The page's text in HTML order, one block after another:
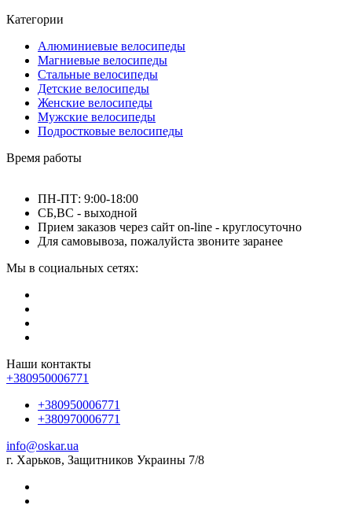
Категории
Алюминиевые велосипеды
Магниевые велосипеды
Стальные велосипеды
Детские велосипеды
Женские велосипеды
Мужские велосипеды
Подростковые велосипеды
Время работы
ПН-ПТ: 9:00-18:00
СБ,ВС - выходной
Прием заказов через сайт on-line - круглосуточно
Для самовывоза, пожалуйста звоните заранее
Мы в социальных сетях:
Наши контакты
+380950006771
+380950006771
+380970006771
info@oskar.ua
г. Харьков, Защитников Украины 7/8